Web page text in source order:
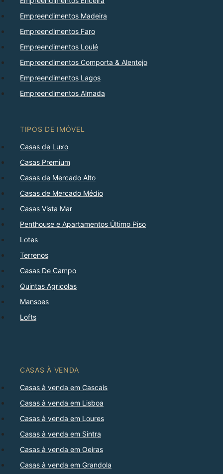
Empreendimentos Madeira
Empreendimentos Faro
Empreendimentos Loulé
Empreendimentos Comporta & Alentejo
Empreendimentos Lagos
Empreendimentos Almada
TIPOS DE IMÓVEL
Casas de Luxo
Casas Premium
Casas de Mercado Alto
Casas de Mercado Médio
Casas Vista Mar
Penthouse e Apartamentos Último Piso
Lotes
Terrenos
Casas De Campo
Quintas Agricolas
Mansoes
Lofts
CASAS À VENDA
Casas à venda em Cascais
Casas à venda em Lisboa
Casas à venda em Loures
Casas à venda em Sintra
Casas à venda em Oeiras
Casas à venda em Grandola